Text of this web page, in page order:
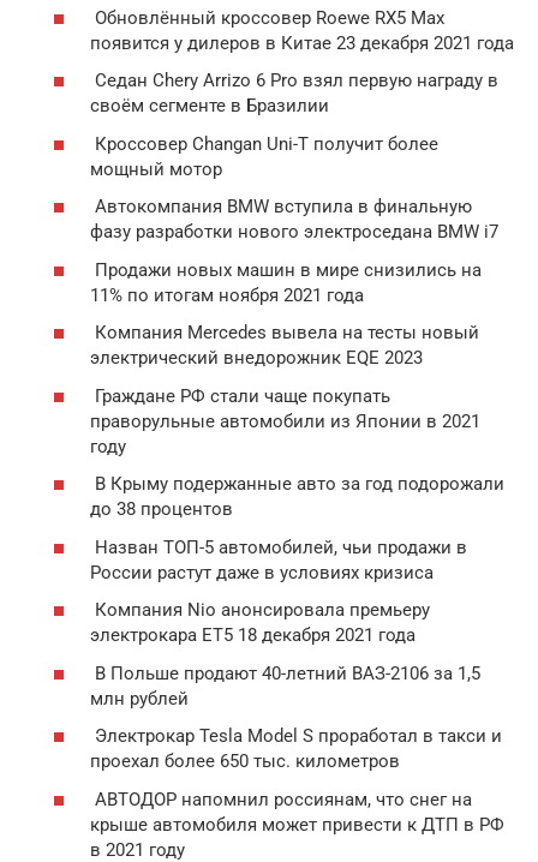
Обновлённый кроссовер Roewe RX5 Max
появится у дилеров в Китае 23 декабря 2021 года
Седан Chery Arrizo 6 Pro взял первую награду в
своём сегменте в Бразилии
Кроссовер Changan Uni-T получит более
мощный мотор
Автокомпания BMW вступила в финальную
фазу разработки нового электроседана BMW i7
Продажи новых машин в мире снизились на
11% по итогам ноября 2021 года
Компания Mercedes вывела на тесты новый
электрический внедорожник EQE 2023
Граждане РФ стали чаще покупать
праворульные автомобили из Японии в 2021
году
В Крыму подержанные авто за год подорожали
до 38 процентов
Назван ТОП-5 автомобилей, чьи продажи в
России растут даже в условиях кризиса
Компания Nio анонсировала премьеру
электрокара ET5 18 декабря 2021 года
В Польше продают 40-летний ВАЗ-2106 за 1,5
млн рублей
Электрокар Tesla Model S проработал в такси и
проехал более 650 тыс. километров
АВТОДОР напомнил россиянам, что снег на
крыше автомобиля может привести к ДТП в РФ
в 2021 году